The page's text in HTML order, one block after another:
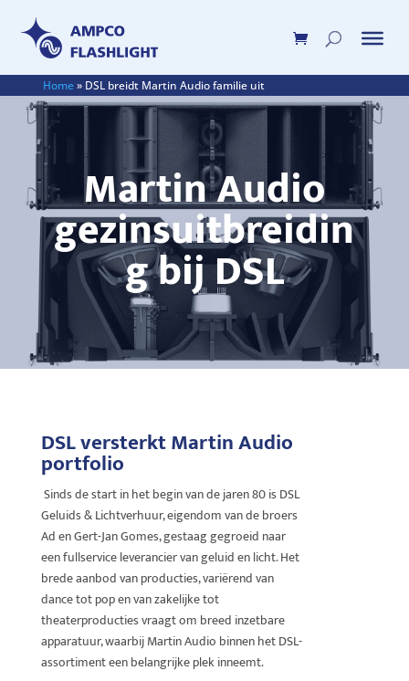
Home» DSL breidt Martin Audio familie uit
Martin Audio
gezinsuitbreidin
g bij DSL
DSL versterkt Martin Audio
portfolio
Sinds de start in het begin van de jaren 80 is DSL
Geluids & Lichtverhuur, eigendom van de broers
Ad en Gert-Jan Gomes, gestaag gegroeid naar
een fullservice leverancier van geluid en licht. Het
brede aanbod van producties, variërend van
dance tot pop en van zakelijke tot
theaterproducties vraagt om breed inzetbare
apparatuur, waarbij Martin Audio binnen het DSL-
assortiment een belangrijke plek inneemt.